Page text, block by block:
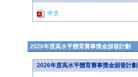
中文
2026年度高水平體育賽事獎金頒發計劃
2026年度高水平體育賽事獎金頒發計劃